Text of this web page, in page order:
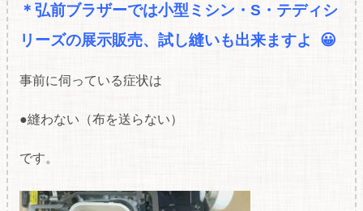
＊弘前ブラザーでは小型ミシン・S・テディシ
リーズの展示販売、試し縫いも出来ますよ 😀
事前に伺っている症状は
●縫わない（布を送らない）
です。